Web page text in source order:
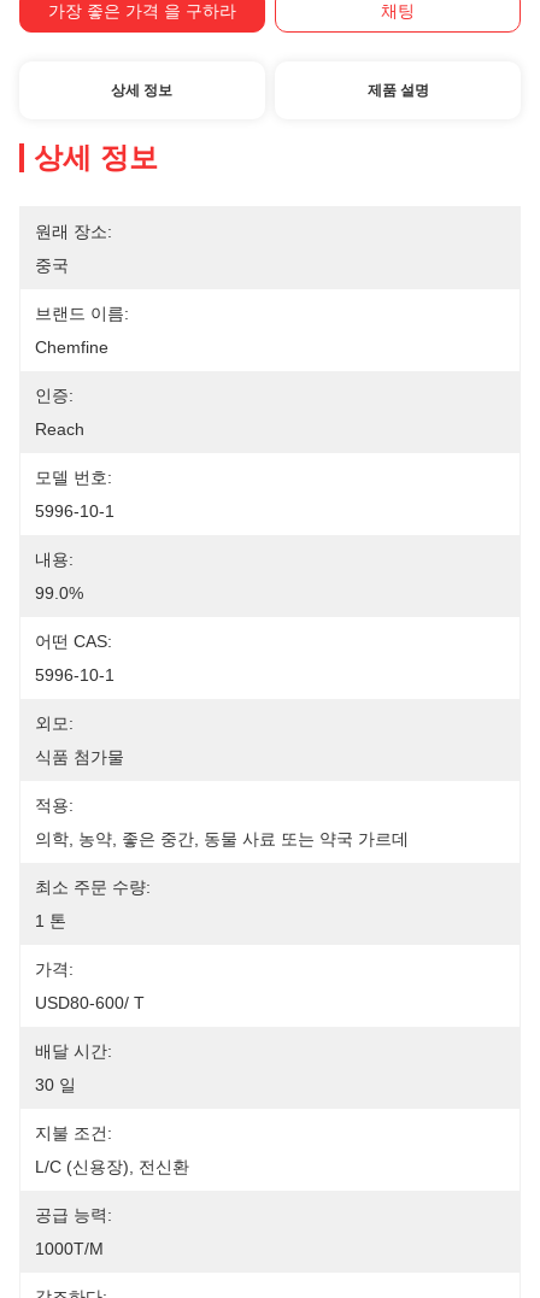
가장 좋은 가격 을 구하라 채팅
상세 정보 제품 설명
상세 정보
원래 장소:
중국
브랜드 이름:
Chemfine
인증:
Reach
모델 번호:
5996-10-1
내용:
99.0%
어떤 CAS:
5996-10-1
외모:
식품 첨가물
적용:
의학, 농약, 좋은 중간, 동물 사료 또는 약국 가르데
최소 주문 수량:
1 톤
가격:
USD80-600/ T
배달 시간:
30 일
지불 조건:
L/C (신용장), 전신환
공급 능력:
1000T/M